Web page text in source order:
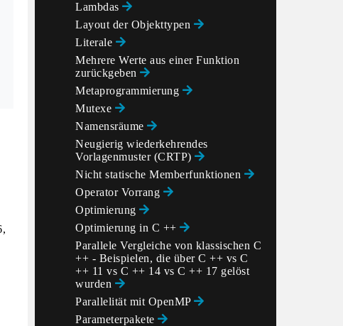
Lambdas
Layout der Objekttypen
Literale
Mehrere Werte aus einer Funktion
zurückgeben
Metaprogrammierung
Mutexe
Namensräume
Neugierig wiederkehrendes
Vorlagenmuster (CRTP)
Nicht statische Memberfunktionen
Operator Vorrang
Optimierung
Optimierung in C ++
Parallele Vergleiche von klassischen C
++ - Beispielen, die über C ++ vs C
++ 11 vs C ++ 14 vs C ++ 17 gelöst
wurden
Parallelität mit OpenMP
Parameterpakete